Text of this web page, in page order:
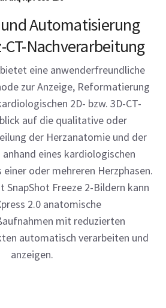
Automatisierung
Nachverarbeitung
bietet eine anwenderfreundliche
zur Anzeige, Reformatierung
2D- bzw. 3D-CT-
auf die qualitative oder
der Herzanatomie und der
eines kardiologischen
oder mehreren Herzphasen.
SnapShot Freeze 2-Bildern kann
2.0 anatomische
mit reduzierten
automatisch verarbeiten und
anzeigen.